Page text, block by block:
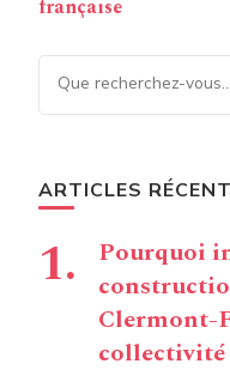
française
Vous recherchiez
chose ?
ARTICLES
Pourquoi
Clermont-
collectivité